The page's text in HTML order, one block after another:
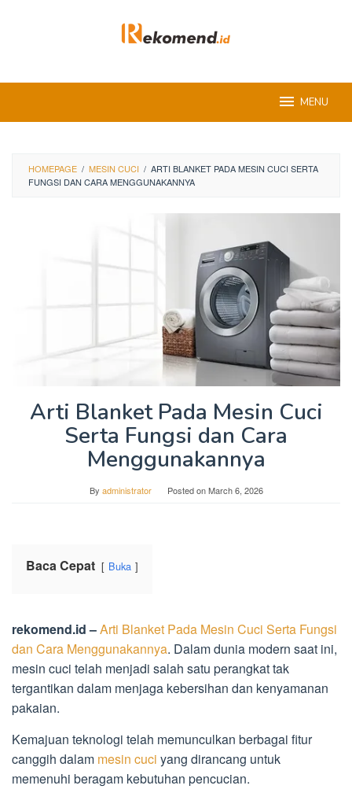
MENU
HOMEPAGE / MESIN CUCI / ARTI BLANKET PADA MESIN CUCI SERTA
FUNGSI DAN CARA MENGGUNAKANNYA
Arti Blanket Pada Mesin Cuci
Serta Fungsi dan Cara
Menggunakannya
By administrator Posted onMarch 6, 2026
Baca Cepat Buka
rekomend.id –Arti Blanket Pada Mesin Cuci Serta Fungsi
dan Cara Menggunakannya. Dalam dunia modern saat ini,
mesin cuci telah menjadi salah satu perangkat tak
tergantikan dalam menjaga kebersihan dan kenyamanan
pakaian.
Kemajuan teknologi telah memunculkan berbagai fitur
canggih dalam mesin cuci yang dirancang untuk
memenuhi beragam kebutuhan pencucian.